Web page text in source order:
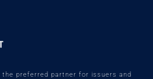
preferred partner for issuers and